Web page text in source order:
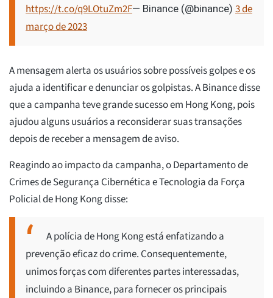
https://t.co/q9LOtuZm2F— Binance (@binance) 3 de
março de 2023
A mensagem alerta os usuários sobre possíveis golpes e os
ajuda a identificar e denunciar os golpistas. A Binance disse
que a campanha teve grande sucesso em Hong Kong, pois
ajudou alguns usuários a reconsiderar suas transações
depois de receber a mensagem de aviso.
Reagindo ao impacto da campanha, o Departamento de
Crimes de Segurança Cibernética e Tecnologia da Força
Policial de Hong Kong disse:
A polícia de Hong Kong está enfatizando a
prevenção eficaz do crime. Consequentemente,
unimos forças com diferentes partes interessadas,
incluindo a Binance, para fornecer os principais